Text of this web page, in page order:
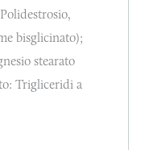
bisglicinato);
stearato
Trigliceridi a